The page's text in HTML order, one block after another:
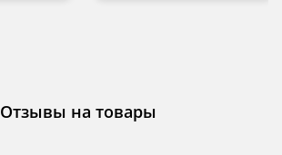
Отзывы на товары